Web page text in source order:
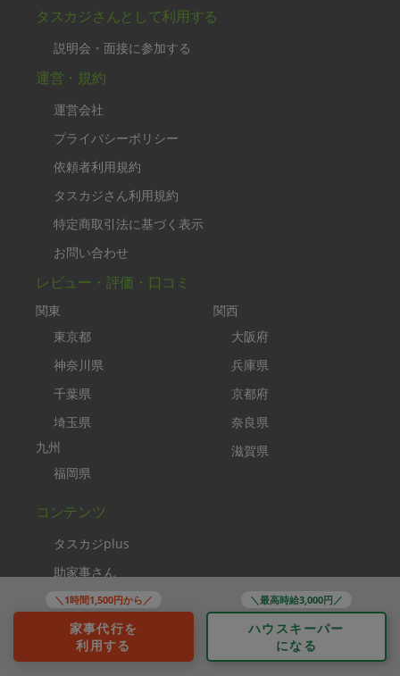
＼1時間1,500円から／
家事代行を
利用する
＼最高時給3,000円／
ハウスキーパー
になる
タスカジさんとして利用する
説明会・面接に参加する
運営・規約
運営会社
プライバシーポリシー
依頼者利用規約
タスカジさん利用規約
特定商取引法に基づく表示
お問い合わせ
レビュー・評価・口コミ
関東
東京都
神奈川県
千葉県
埼玉県
九州
福岡県
関西
大阪府
兵庫県
京都府
奈良県
滋賀県
コンテンツ
タスカジplus
助家事さん
タスカジブートキャンプ
家事クリエイター
ソーシャルメディア